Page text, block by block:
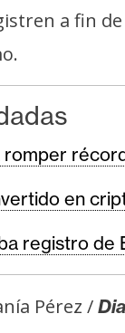
a fin
en
registro
Pérez /